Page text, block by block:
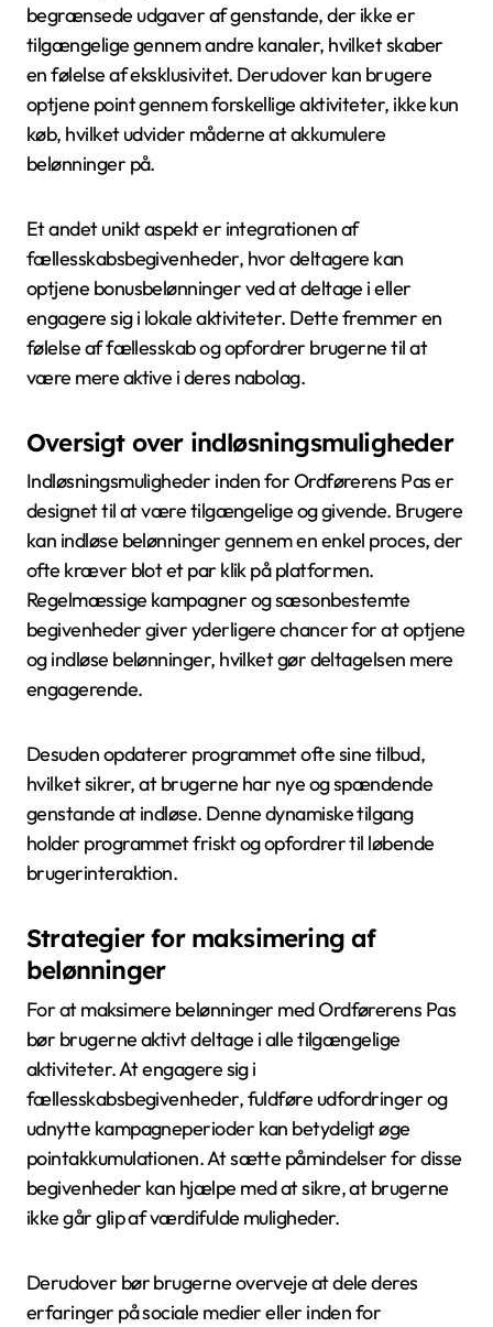
begrænsede udgaver af genstande, der ikke er
tilgængelige gennem andre kanaler, hvilket skaber
en følelse af eksklusivitet. Derudover kan brugere
optjene point gennem forskellige aktiviteter, ikke kun
køb, hvilket udvider måderne at akkumulere
belønninger på.
Et andet unikt aspekt er integrationen af
fællesskabsbegivenheder, hvor deltagere kan
optjene bonusbelønninger ved at deltage i eller
engagere sig i lokale aktiviteter. Dette fremmer en
følelse af fællesskab og opfordrer brugerne til at
være mere aktive i deres nabolag.
Oversigt over indløsningsmuligheder
Indløsningsmuligheder inden for Ordførerens Pas er
designet til at være tilgængelige og givende. Brugere
kan indløse belønninger gennem en enkel proces, der
ofte kræver blot et par klik på platformen.
Regelmæssige kampagner og sæsonbestemte
begivenheder giver yderligere chancer for at optjene
og indløse belønninger, hvilket gør deltagelsen mere
engagerende.
Desuden opdaterer programmet ofte sine tilbud,
hvilket sikrer, at brugerne har nye og spændende
genstande at indløse. Denne dynamiske tilgang
holder programmet friskt og opfordrer til løbende
brugerinteraktion.
Strategier for maksimering af
belønninger
For at maksimere belønninger med Ordførerens Pas
bør brugerne aktivt deltage i alle tilgængelige
aktiviteter. At engagere sig i
fællesskabsbegivenheder, fuldføre udfordringer og
udnytte kampagneperioder kan betydeligt øge
pointakkumulationen. At sætte påmindelser for disse
begivenheder kan hjælpe med at sikre, at brugerne
ikke går glip af værdifulde muligheder.
Derudover bør brugerne overveje at dele deres
erfaringer på sociale medier eller inden for